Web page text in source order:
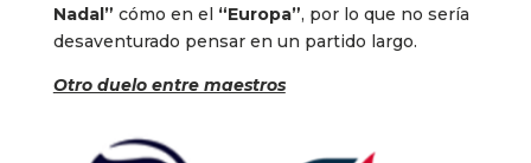
Nadal” cómo en el “Europa”, por lo que no sería
desaventurado pensar en un partido largo.
Otro duelo entre maestros